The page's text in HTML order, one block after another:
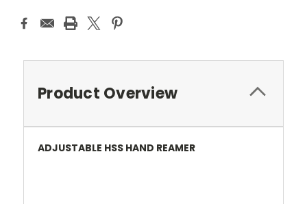
Product Overview
ADJUSTABLE HSS HAND REAMER